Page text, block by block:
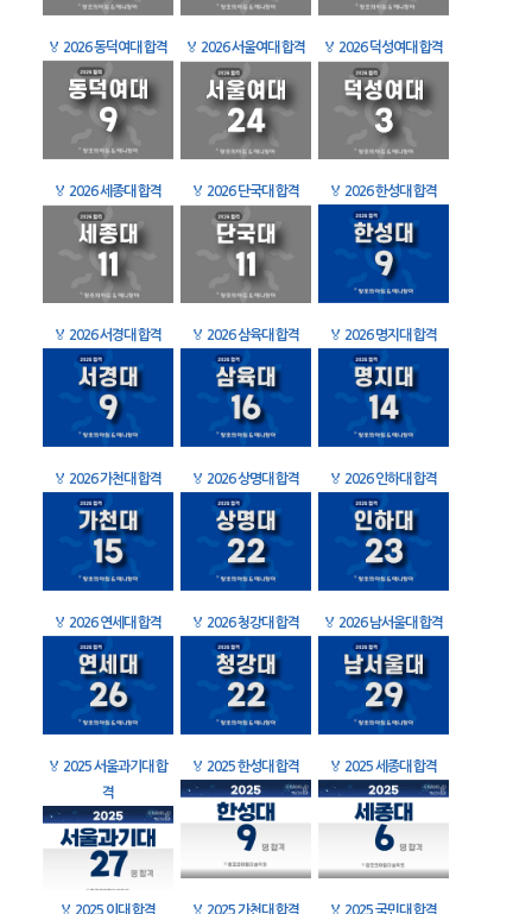
🏅 2026 동덕여대 합격 🏅 2026 서울여대 합격 🏅 2026 덕성여대 합격
🏅 2026 세종대 합격 🏅 2026 단국대 합격 🏅 2026 한성대 합격
🏅 2026 서경대 합격 🏅 2026 삼육대 합격 🏅 2026 명지대 합격
🏅 2026 가천대 합격 🏅 2026 상명대 합격 🏅 2026 인하대 합격
🏅 2026 연세대 합격 🏅 2026 청강대 합격 🏅 2026 남서울대 합격
🏅 2025 서울과기대 합
격
🏅 2025 한성대 합격 🏅 2025 세종대 합격
🏅 2025 이대 합격 🏅 2025 가천대 합격 🏅 2025 국민대 합격